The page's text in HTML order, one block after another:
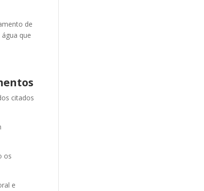
de
que
citados
os
e